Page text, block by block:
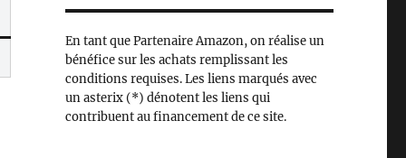
En tant que Partenaire Amazon, on réalise un
bénéfice sur les achats remplissant les
conditions requises. Les liens marqués avec
un asterix (*) dénotent les liens qui
contribuent au financement de ce site.